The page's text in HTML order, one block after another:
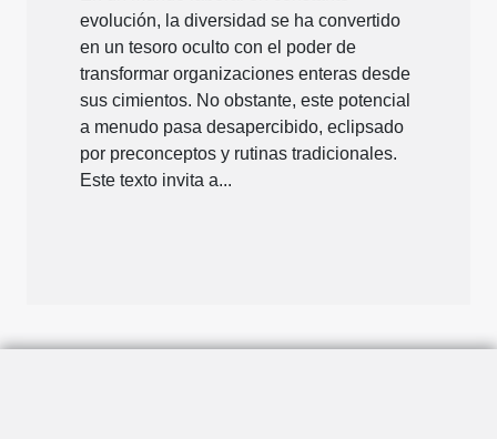
evolución, la diversidad se ha convertido
en un tesoro oculto con el poder de
transformar organizaciones enteras desde
sus cimientos. No obstante, este potencial
a menudo pasa desapercibido, eclipsado
por preconceptos y rutinas tradicionales.
Este texto invita a...